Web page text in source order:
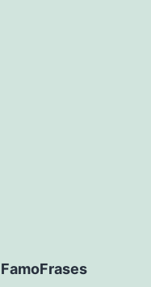
FamoFrases